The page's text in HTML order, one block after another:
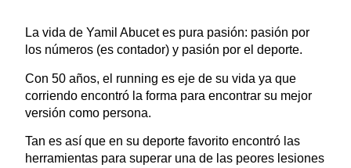
La vida de Yamil Abucet es pura pasión: pasión por
los números (es contador) y pasión por el deporte.
Con 50 años, el running es eje de su vida ya que
corriendo encontró la forma para encontrar su mejor
versión como persona.
Tan es así que en su deporte favorito encontró las
herramientas para superar una de las peores lesiones